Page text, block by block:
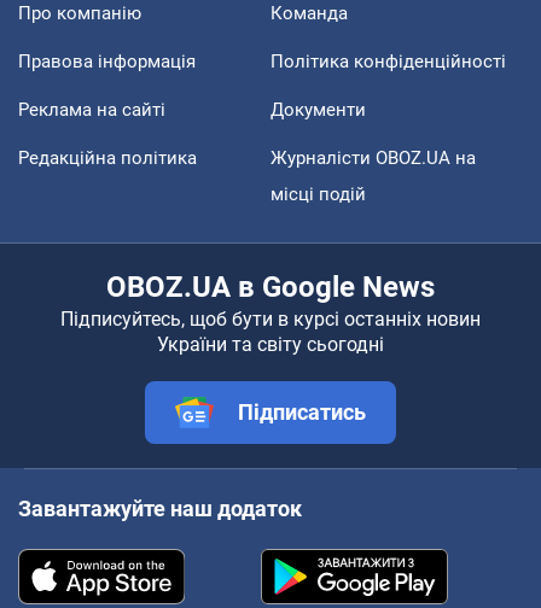
Про компанію Команда
Правова інформація Політика конфіденційності
Реклама на сайті Документи
Редакційна політика
Журналісти OBOZ.UA на
місці подій
OBOZ.UA в Google News
Підписуйтесь, щоб бути в курсі останніх новин
України та світу сьогодні
Підписатись
Завантажуйте наш додаток